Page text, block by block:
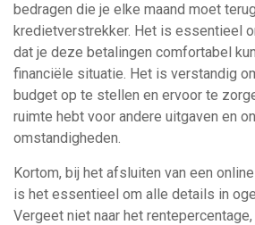
bedragen die je elke maand moet
kredietverstrekker. Het is essentieel
dat je deze betalingen comfortabel
financiële situatie. Het is verstandig
budget op te stellen en ervoor te
ruimte hebt voor andere uitgaven en
omstandigheden.
Kortom, bij het afsluiten van een
is het essentieel om alle details in
Vergeet niet naar het